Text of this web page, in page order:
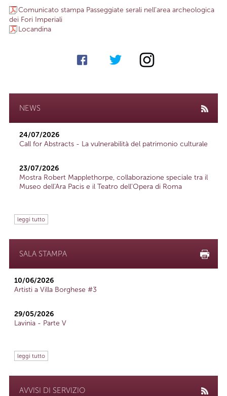
Comunicato stampa Passeggiate serali nell’area archeologica
dei Fori Imperiali
Locandina
NEWS
24/07/2026
Call for Abstracts - La vulnerabilità del patrimonio culturale
23/07/2026
Mostra Robert Mapplethorpe, collaborazione speciale tra il
Museo dell'Ara Pacis e il Teatro dell'Opera di Roma
leggi tutto
SALA STAMPA
10/06/2026
Artisti a Villa Borghese #3
29/05/2026
Lavinia - Parte V
leggi tutto
AVVISI DI SERVIZIO